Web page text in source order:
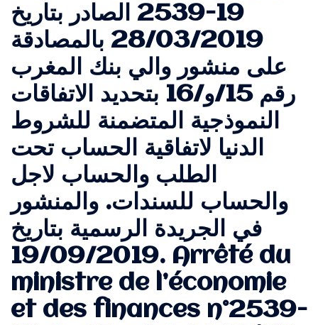
19-2539 الصادر بتاريخ
28/03/2019 بالمصادقة
على منشور والي بنك المغرب
رقم 15/و/16 بتحديد الاتفاقات
النموذجية المتضمنة للشروط
الدنيا لاتفاقية الحساب تحت
الطلب والحساب لاجل
والحساب للسندات. والمنشور
في الجريدة الرسمية بتاريخ
19/09/2019. Arrêté du
ministre de l’économie
et des finances n°2539-